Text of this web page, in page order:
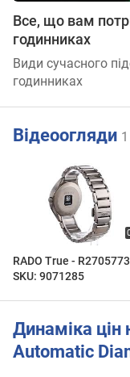
Все, що вам
годинниках
Види сучасного
годинниках
Відеоогляди 1
RADO True -
SKU: 9071285
Динаміка цін
Automatic